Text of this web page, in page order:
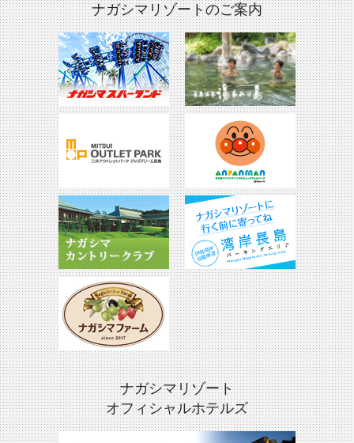
ナガシマリゾートのご案内
ナガシマリゾート
オフィシャルホテルズ